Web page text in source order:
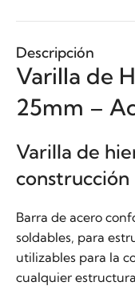
Descripción
Varilla de
25mm –
Varilla de
construcción
Barra de acero
soldables, para
utilizables para la
cualquier